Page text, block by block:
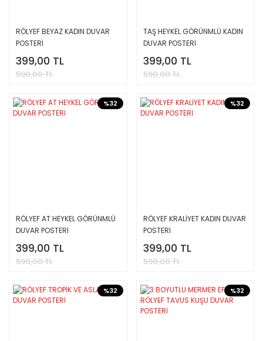
RÖLYEF BEYAZ KADIN DUVAR
POSTERİ
399,00 TL
590,00 TL
TAŞ HEYKEL GÖRÜNMLÜ KADIN
DUVAR POSTERİ
399,00 TL
590,00 TL
%32
RÖLYEF AT HEYKEL GÖRÜNMLÜ
DUVAR POSTERİ
399,00 TL
590,00 TL
%32
RÖLYEF KRALİYET KADIN DUVAR
POSTERİ
399,00 TL
590,00 TL
%32 %32